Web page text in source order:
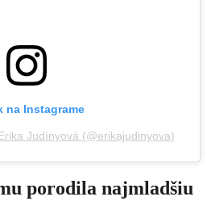
na Instagrame
Judínyová (@erikajudinyova)
porodila najmladšiu